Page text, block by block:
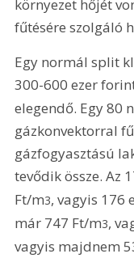
környezet hőjét
fűtésére szolgáló
Egy normál split
300-600 ezer
elegendő. Egy 80
gázkonvektorral
gázfogyasztású
tevődik össze. Az
Ft/m3, vagyis 176
már 747 Ft/m3,
vagyis majdnem